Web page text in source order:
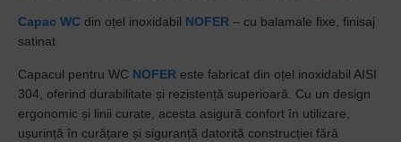
Capac WC din oțel inoxidabil NOFER – cu balamale fixe, finisaj
satinat
Capacul pentru WC NOFER este fabricat din oțel inoxidabil AISI
304, oferind durabilitate și rezistență superioară. Cu un design
ergonomic și linii curate, acesta asigură confort în utilizare,
ușurință în curățare și siguranță datorită construcției fără